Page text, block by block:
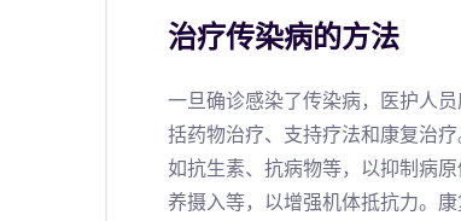
治疗传染病的方法
一旦确诊感染了传染病，医护人
括药物治疗、支持疗法和康复治
如抗生素、抗病物等，以抑制病
养摄入等，以增强机体抵抗力。